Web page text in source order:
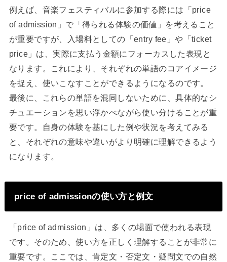
例えば、音楽フェスティバルに参加する際には「price
of admission」で「得られる体験の価値」を考えること
が重要ですが、入場料としての「entry fee」や「ticket
price」は、実際に支払う金額にフォーカスした表現と
なります。これにより、それぞれの単語のコアイメージ
を捉え、使いこなすことができるようになるのです。
最後に、これらの単語を混同しないために、具体的なシ
チュエーションを思い浮かべながら使い分けることが重
要です。自身の体験を基にした例や状況を考えてみる
と、それぞれの意味や違いがより明確に理解できるよう
になります。
price of admissionの使い方と例文
「price of admission」は、多くの場面で使われる表現
です。そのため、使い方を正しく理解することが非常に
重要です。ここでは、肯定文・否定文・疑問文での自然